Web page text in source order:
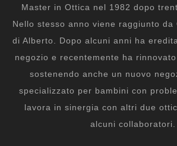
Master in Ottica nel 1982 dopo
Nello stesso anno viene raggiunto da
di Alberto. Dopo alcuni anni ha
negozio e recentemente ha
sostenendo anche un nuovo
specializzato per bambini con
lavora in sinergia con altri due
alcuni collaboratori.